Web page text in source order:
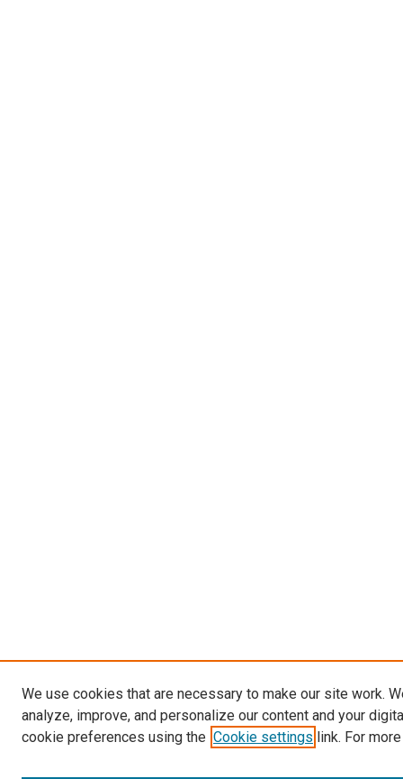
We use cookies that are necessary to make our site work.
analyze, improve, and personalize our content and your
cookie preferences using the Cookie settings link. For